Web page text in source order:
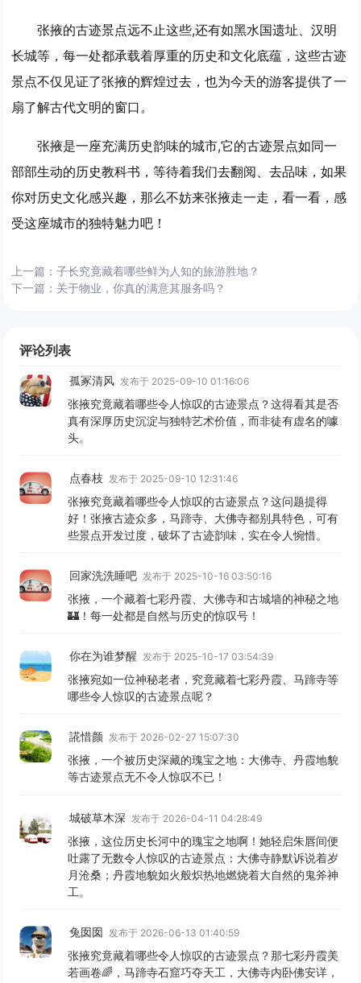
张掖的古迹景点远不止这些,还有如黑水国遗址、汉明
长城等，每一处都承载着厚重的历史和文化底蕴，这些古迹
景点不仅见证了张掖的辉煌过去，也为今天的游客提供了一
扇了解古代文明的窗口。
张掖是一座充满历史韵味的城市,它的古迹景点如同一
部部生动的历史教科书，等待着我们去翻阅、去品味，如果
你对历史文化感兴趣，那么不妨来张掖走一走，看一看，感
受这座城市的独特魅力吧！
上一篇：子长究竟藏着哪些鲜为人知的旅游胜地？
下一篇： 关于物业，你真的满意其服务吗？
评论列表
孤冢清风 发布于 2025-09-10 01:16:06
张掖究竟藏着哪些令人惊叹的古迹景点？这得看其是否
真有深厚历史沉淀与独特艺术价值，而非徒有虚名的噱
头。
点春枝 发布于 2025-09-10 12:31:46
张掖究竟藏着哪些令人惊叹的古迹景点？这问题提得
好！张掖古迹众多，马蹄寺、大佛寺都别具特色，可有
些景点开发过度，破坏了古迹韵味，实在令人惋惜。
回家洗洗睡吧 发布于 2025-10-16 03:50:16
张掖，一个藏着七彩丹霞、大佛寺和古城墙的神秘之地
🏰！每一处都是自然与历史的惊叹号！
你在为谁梦醒 发布于 2025-10-17 03:54:39
张掖宛如一位神秘老者，究竟藏着七彩丹霞、马蹄寺等
哪些令人惊叹的古迹景点呢？
誮惜颜 发布于 2026-02-27 15:07:30
张掖，一个被历史深藏的瑰宝之地：大佛寺、丹霞地貌
等古迹景点无不令人惊叹不已！
城破草木深 发布于 2026-04-11 04:28:49
张掖，这位历史长河中的瑰宝之地啊！她轻启朱唇间便
吐露了无数令人惊叹的古迹景点：大佛寺静默诉说着岁
月沧桑；丹霞地貌如火般炽热地燃烧着大自然的鬼斧神
工。
兔囡囡 发布于 2026-06-13 01:40:59
张掖究竟藏着哪些令人惊叹的古迹景点？那七彩丹霞美
若画卷🌈，马蹄寺石窟巧夺天工，大佛寺内卧佛安详，